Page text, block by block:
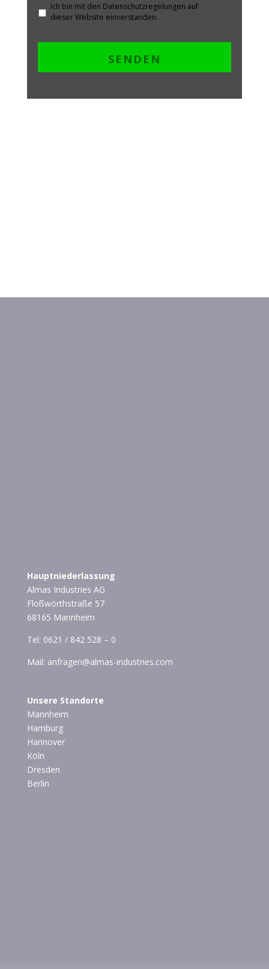
Ich bin mit den Datenschutzregelungen auf
dieser Website einverstanden.
Hauptniederlassung
Almas Industries AG
Floßwörthstraße 57
68165 Mannheim
Tel: 0621 / 842 528 – 0
Mail: anfragen@almas-industries.com
Unsere Standorte
Mannheim
Hamburg
Hannover
Köln
Dresden
Berlin